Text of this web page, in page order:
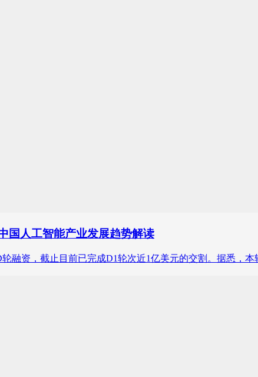
国人工智能产业发展趋势解读
融资，截止目前已完成D1轮次近1亿美元的交割。据悉，